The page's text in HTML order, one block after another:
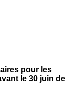
pour les
le 30 juin de